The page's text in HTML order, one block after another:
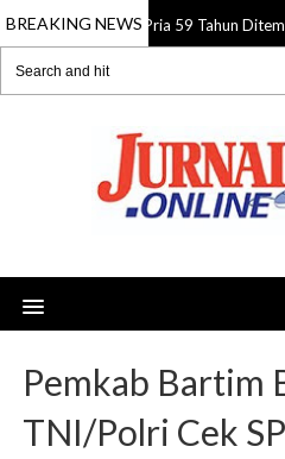
BREAKING NEWS
08 Aug 2026 Pria 59 Tahun
Pemkab Bartim
TNI/Polri Cek